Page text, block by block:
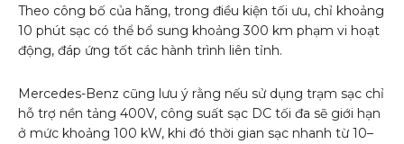
Theo công bố của hãng, trong điều kiện tối ưu, chỉ khoảng
10 phút sạc có thể bổ sung khoảng 300 km phạm vi hoạt
động, đáp ứng tốt các hành trình liên tỉnh.
Mercedes-Benz cũng lưu ý rằng nếu sử dụng trạm sạc chỉ
hỗ trợ nền tảng 400V, công suất sạc DC tối đa sẽ giới hạn
ở mức khoảng 100 kW, khi đó thời gian sạc nhanh từ 10–